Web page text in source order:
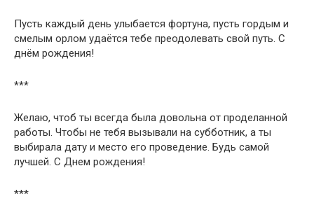
Пусть каждый день улыбается фортуна, пусть гордым и
смелым орлом удаётся тебе преодолевать свой путь. С
днём рождения!
***
Желаю, чтоб ты всегда была довольна от проделанной
работы. Чтобы не тебя вызывали на субботник, а ты
выбирала дату и место его проведение. Будь самой
лучшей. С Днем рождения!
***